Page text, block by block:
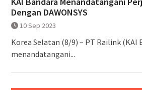
Dengan DAWONSYS
10 Sep 2023
Korea Selatan (8/9) – PT Railink (KAI
menandatangani...